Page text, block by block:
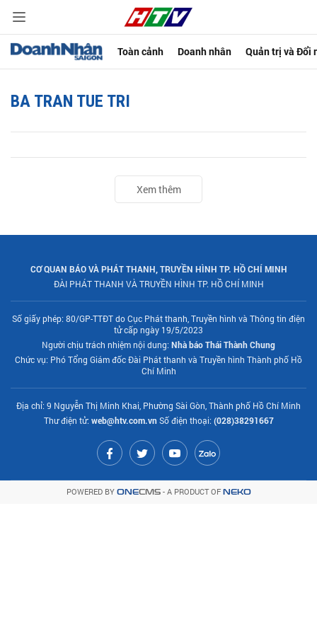
Toàn cảnh Doanh nhân Quản trị và Đổi
BA TRAN TUE TRI
Xem thêm
CƠ QUAN BÁO VÀ PHÁT THANH, TRUYỀN HÌNH TP. HỒ CHÍ MINH
ĐÀI PHÁT THANH VÀ TRUYỀN HÌNH TP. HỒ CHÍ MINH
Số giấy phép: 80/GP-TTĐT do Cục Phát thanh, Truyền hình và Thông tin điện
tử cấp ngày 19/5/2023
Người chịu trách nhiệm nội dung: Nhà báo Thái Thành Chung
Chức vụ: Phó Tổng Giám đốc Đài Phát thanh và Truyền hình Thành phố Hồ
Chí Minh
Địa chỉ: 9 Nguyễn Thị Minh Khai, Phường Sài Gòn, Thành phố Hồ Chí Minh
Thư điện tử: web@htv.com.vnSố điện thoại: (028)38291667
POWERED BY ONECMS- A PRODUCT OF NEKO